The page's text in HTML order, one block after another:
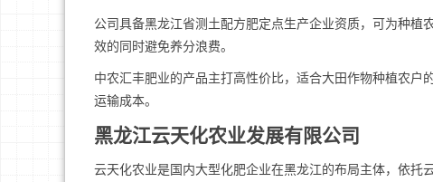
公司具备黑龙江省测土配方肥定点生产企业资质，可为种
效的同时避免养分浪费。
中农汇丰肥业的产品主打高性价比，适合大田作物种植农
运输成本。
黑龙江云天化农业发展有限公司
云天化农业是国内大型化肥企业在黑龙江的布局主体，依